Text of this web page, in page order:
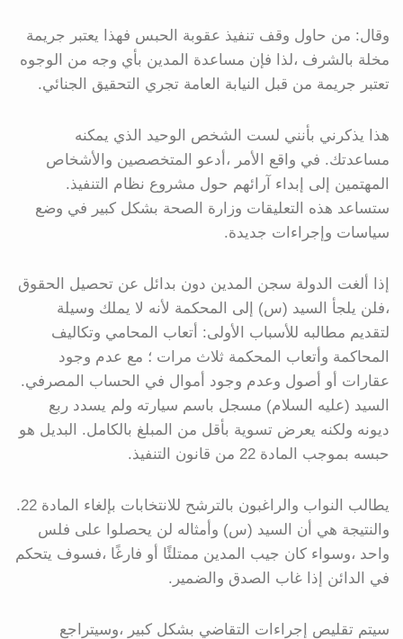
وقال: من حاول وقف تنفيذ عقوبة الحبس فهذا يعتبر جريمة
مخلة بالشرف ،لذا فإن مساعدة المدين بأي وجه من الوجوه
تعتبر جريمة من قبل النيابة العامة تجري التحقيق الجنائي.
هذا يذكرني بأنني لست الشخص الوحيد الذي يمكنه
مساعدتك. في واقع الأمر ،أدعو المتخصصين والأشخاص
المهتمين إلى إبداء آرائهم حول مشروع نظام التنفيذ.
ستساعد هذه التعليقات وزارة الصحة بشكل كبير في وضع
سياسات وإجراءات جديدة.
إذا ألغت الدولة سجن المدين دون بدائل عن تحصيل الحقوق
،فلن يلجأ السيد (س) إلى المحكمة لأنه لا يملك وسيلة
لتقديم مطالبه للأسباب الأولى: أتعاب المحامي وتكاليف
المحاكمة وأتعاب المحكمة ثلاث مرات ؛ مع عدم وجود
عقارات أو أصول وعدم وجود أموال في الحساب المصرفي.
السيد (عليه السلام) مسجل باسم سيارته ولم يسدد ربع
ديونه ولكنه يعرض تسوية بأقل من المبلغ بالكامل. البديل هو
حبسه بموجب المادة 22 من قانون التنفيذ.
يطالب النواب والراغبون بالترشح للانتخابات بإلغاء المادة 22.
والنتيجة هي أن السيد (س) وأمثاله لن يحصلوا على فلس
واحد ،وسواء كان جيب المدين ممتلئًا أو فارغًا ،فسوف يتحكم
في الدائن إذا غاب الصدق والضمير.
سيتم تقليص إجراءات التقاضي بشكل كبير ،وسيتراجع